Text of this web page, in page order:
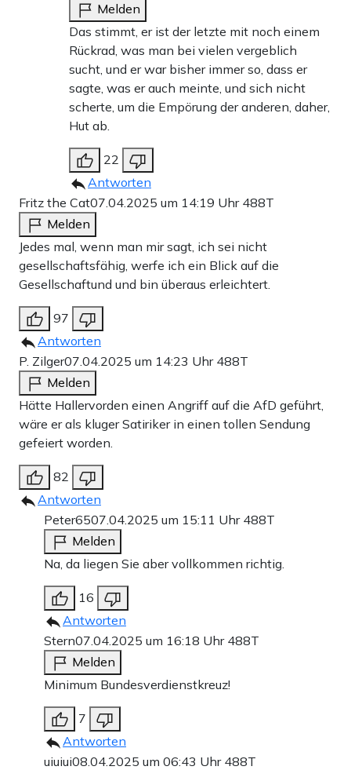
Melden
Das stimmt, er ist der letzte mit noch einem
Rückrad, was man bei vielen vergeblich
sucht, und er war bisher immer so, dass er
sagte, was er auch meinte, und sich nicht
scherte, um die Empörung der anderen, daher,
Hut ab.
22
Antworten
Fritz the Cat07.04.2025 um 14:19 Uhr 488T
Melden
Jedes mal, wenn man mir sagt, ich sei nicht
gesellschaftsfähig, werfe ich ein Blick auf die
Gesellschaftund und bin überaus erleichtert.
97
Antworten
P. Zilger07.04.2025 um 14:23 Uhr 488T
Melden
Hätte Hallervorden einen Angriff auf die AfD geführt,
wäre er als kluger Satiriker in einen tollen Sendung
gefeiert worden.
82
Antworten
Peter6507.04.2025 um 15:11 Uhr 488T
Melden
Na, da liegen Sie aber vollkommen richtig.
16
Antworten
Stern07.04.2025 um 16:18 Uhr 488T
Melden
Minimum Bundesverdienstkreuz!
7
Antworten
uiuiui08.04.2025 um 06:43 Uhr 488T